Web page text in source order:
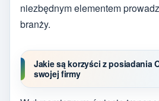
niezbędnym elementem
branży.
Jakie są korzyści z posiadania
swojej firmy